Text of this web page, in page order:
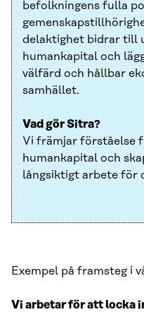
befolkningens fulla
delaktighet bidrar till
humankapital och
välfärd och hållbar
samhället.
Vad gör Sitra?
Vi främjar förståelse
humankapital och
långsiktigt arbete för
Exempel på framsteg i
Vi arbetar för att locka